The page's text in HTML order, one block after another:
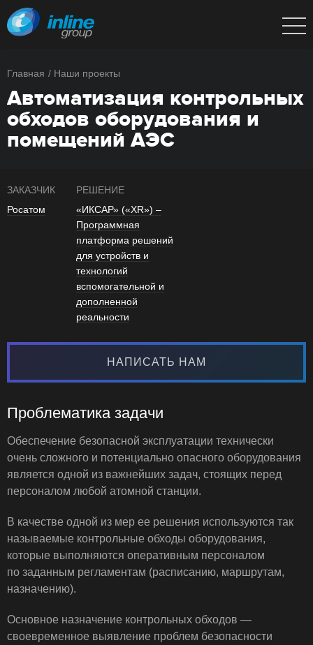
Главная Наши проекты
Автоматизация контрольных
обходов оборудования и
помещений АЭС
ЗАКАЗЧИК
Росатом
РЕШЕНИЕ
«ИКСАР» («XR») –
Программная
платформа решений
для устройств и
технологий
вспомогательной и
дополненной
реальности
НАПИСАТЬ НАМ
Проблематика задачи
Обеспечение безопасной эксплуатации технически
очень сложного и потенциально опасного оборудования
является одной из важнейших задач, стоящих перед
персоналом любой атомной станции.
В качестве одной из мер ее решения используются так
называемые контрольные обходы оборудования,
которые выполняются оперативным персоналом
по заданным регламентам (расписанию, маршрутам,
назначению).
Основное назначение контрольных обходов —
своевременное выявление проблем безопасности